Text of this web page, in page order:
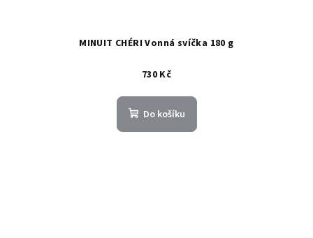
MINUIT CHÉRI Vonná svíčka 180 g
730 Kč
Do košíku